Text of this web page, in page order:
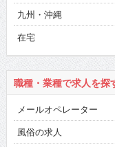
九州・沖縄
在宅
職種・業種で求人を探
メールオペレーター
風俗の求人